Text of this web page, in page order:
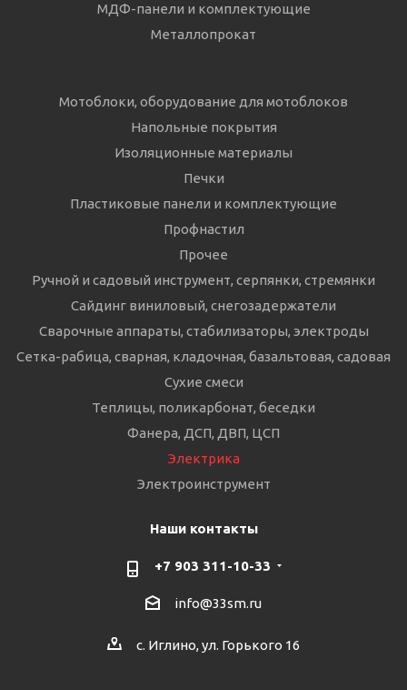
МДФ-панели и комплектующие
Металлопрокат
Мотоблоки, оборудование для мотоблоков
Напольные покрытия
Изоляционные материалы
Печки
Пластиковые панели и комплектующие
Профнастил
Прочее
Ручной и садовый инструмент, серпянки, стремянки
Сайдинг виниловый, снегозадержатели
Сварочные аппараты, стабилизаторы, электроды
Сетка-рабица, сварная, кладочная, базальтовая, садовая
Сухие смеси
Теплицы, поликарбонат, беседки
Фанера, ДСП, ДВП, ЦСП
Электрика
Электроинструмент
Наши контакты
+7 903 311-10-33
info@33sm.ru
с. Иглино, ул. Горького 16